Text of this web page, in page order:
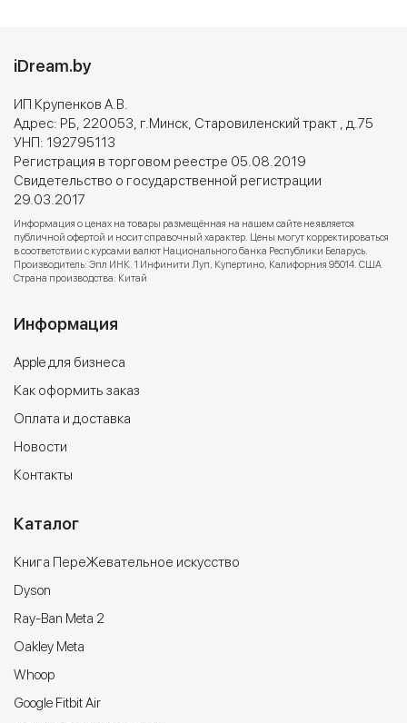
iDream.by
ИП Крупенков А.В.
Адрес: РБ, 220053, г.Минск, Старовиленский тракт , д.75
УНП: 192795113
Регистрация в торговом реестре 05.08.2019
Свидетельство о государственной регистрации
29.03.2017
Информация о ценах на товары размещённая на нашем сайте не является
публичной офертой и носит справочный характер. Цены могут корректироваться
в соответствии с курсами валют Национального банка Республики Беларусь.
Производитель: Эпл ИНК. 1 Инфинити Луп, Купертино, Калифорния 95014. США
Страна производства: Китай
Информация
Apple для бизнеса
Как оформить заказ
Оплата и доставка
Новости
Контакты
Каталог
Книга ПереЖевательное искусство
Dyson
Ray-Ban Meta 2
Oakley Meta
Whoop
Google Fitbit Air